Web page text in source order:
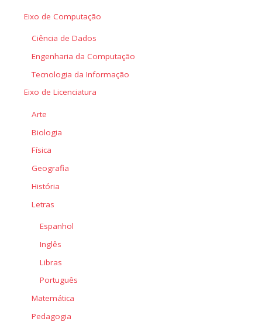
Eixo de Computação
Ciência de Dados
Engenharia da Computação
Tecnologia da Informação
Eixo de Licenciatura
Arte
Biologia
Física
Geografia
História
Letras
Espanhol
Inglês
Libras
Português
Matemática
Pedagogia